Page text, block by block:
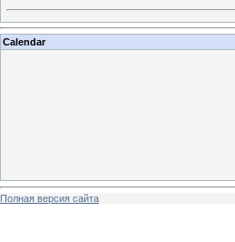
Calendar
Полная версия сайта